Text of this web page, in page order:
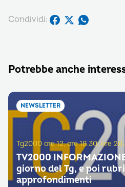
Condividi:
Potrebbe anche
NEWSLETTER
Tg2000 ore 12, ore 18.30, ore
TV2000
giorno del Tg, e poi
approfondimenti